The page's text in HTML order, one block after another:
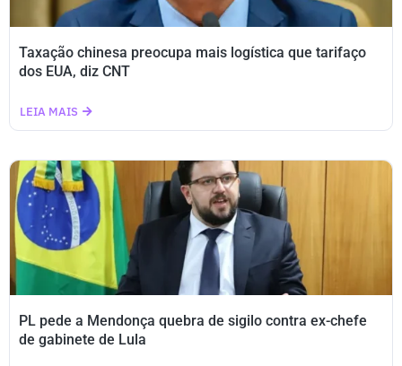
Taxação chinesa preocupa mais logística que tarifaço
dos EUA, diz CNT
LEIA MAIS
PL pede a Mendonça quebra de sigilo contra ex-chefe
de gabinete de Lula